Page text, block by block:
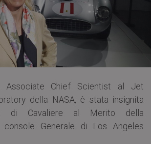
Associate Chief Scientist al Jet
della NASA, è stata insignita
di Cavaliere al Merito della
console Generale di Los Angeles